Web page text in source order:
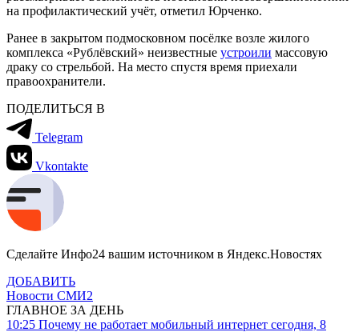
на профилактический учёт, отметил Юрченко.
Ранее в закрытом подмосковном посёлке возле жилого
комплекса «Рублёвский» неизвестные устроили массовую
драку со стрельбой. На место спустя время приехали
правоохранители.
ПОДЕЛИТЬСЯ В
Telegram
Vkontakte
Сделайте Инфо24 вашим источником в Яндекс.Новостях
ДОБАВИТЬ
Новости СМИ2
ГЛАВНОЕ ЗА ДЕНЬ
10:25 Почему не работает мобильный интернет сегодня, 8